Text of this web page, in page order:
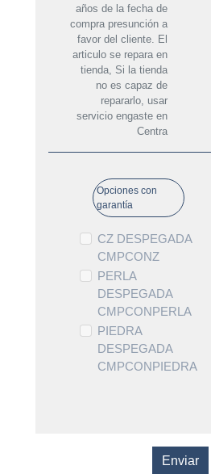
años de la fecha de
compra presunción a
favor del cliente. El
articulo se repara en
tienda, Si la tienda
no es capaz de
repararlo, usar
servicio engaste en
Centra
Opciones con
garantía
CZ DESPEGADA
CMPCONZ
PERLA
DESPEGADA
CMPCONPERLA
PIEDRA
DESPEGADA
CMPCONPIEDRA